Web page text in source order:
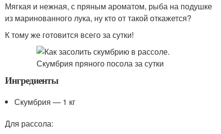
Мягкая и нежная, с пряным ароматом, рыба на подушке
из маринованного лука, ну кто от такой откажется?
К тому же готовится всего за сутки!
Ингредиенты
Скумбрия — 1 кг
Для рассола: